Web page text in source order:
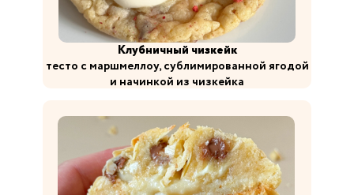
Клубничный чизкейк
тесто с маршмеллоу, сублимированной ягодой
и начинкой из чизкейка